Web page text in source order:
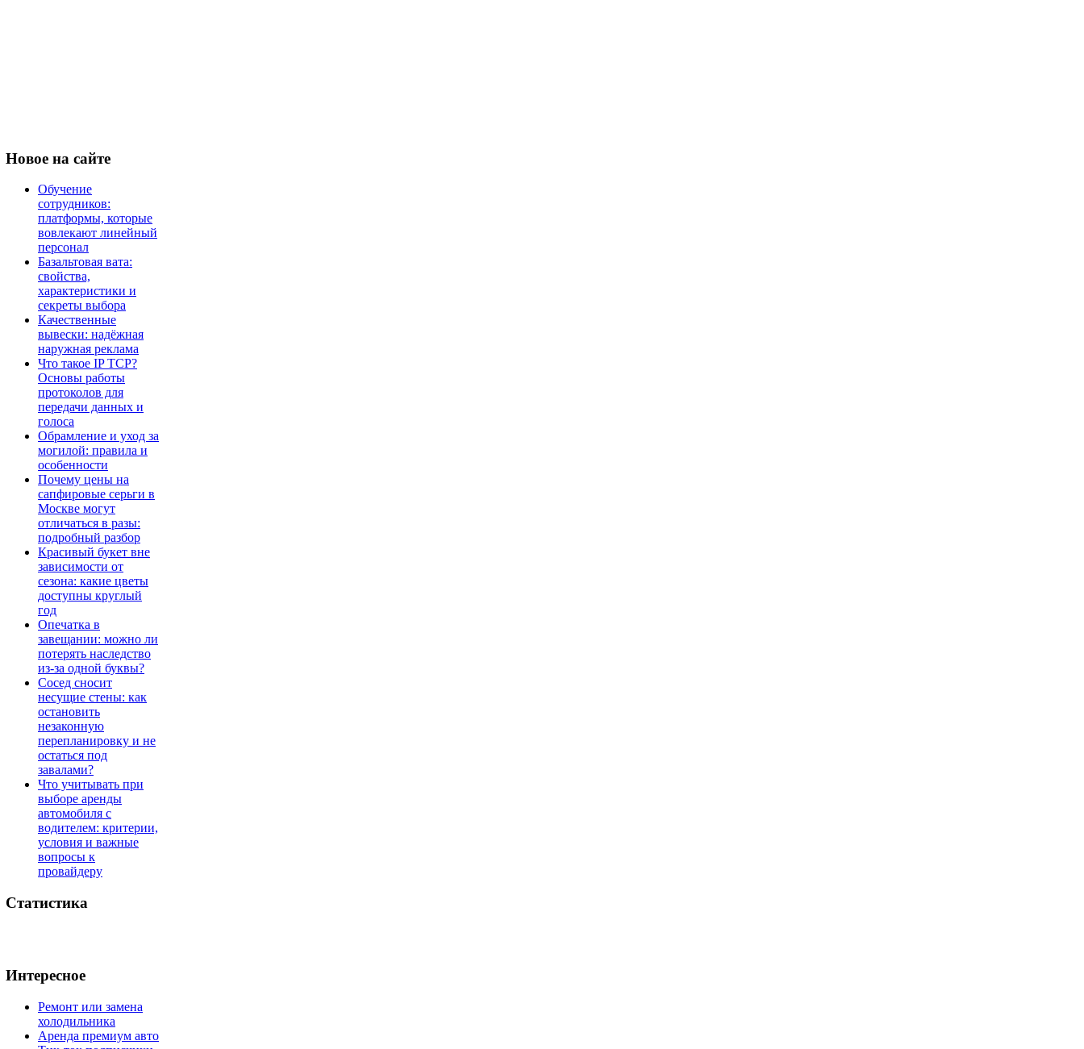
Новое на сайте
Обучение
сотрудников:
платформы, которые
вовлекают линейный
персонал
Базальтовая вата:
свойства,
характеристики и
секреты выбора
Качественные
вывески: надёжная
наружная реклама
Что такое IP TCP?
Основы работы
протоколов для
передачи данных и
голоса
Обрамление и уход за
могилой: правила и
особенности
Почему цены на
сапфировые серьги в
Москве могут
отличаться в разы:
подробный разбор
Красивый букет вне
зависимости от
сезона: какие цветы
доступны круглый
год
Опечатка в
завещании: можно ли
потерять наследство
из-за одной буквы?
Сосед сносит
несущие стены: как
остановить
незаконную
перепланировку и не
остаться под
завалами?
Что учитывать при
выборе аренды
автомобиля с
водителем: критерии,
условия и важные
вопросы к
провайдеру
Статистика
Интересное
Ремонт или замена
холодильника
Аренда премиум авто